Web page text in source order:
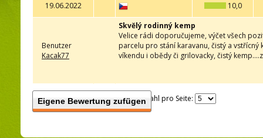
19.06.2022 10,0
Benutzer
Kacak77
Skvělý rodinný kemp
Velice rádi doporučujeme, výčet všech
parcelu pro stání karavanu, čistý a
víkendu i obědy či grilovacky, čistý
Eigene Bewertung zufügenAnzahl pro Seite: